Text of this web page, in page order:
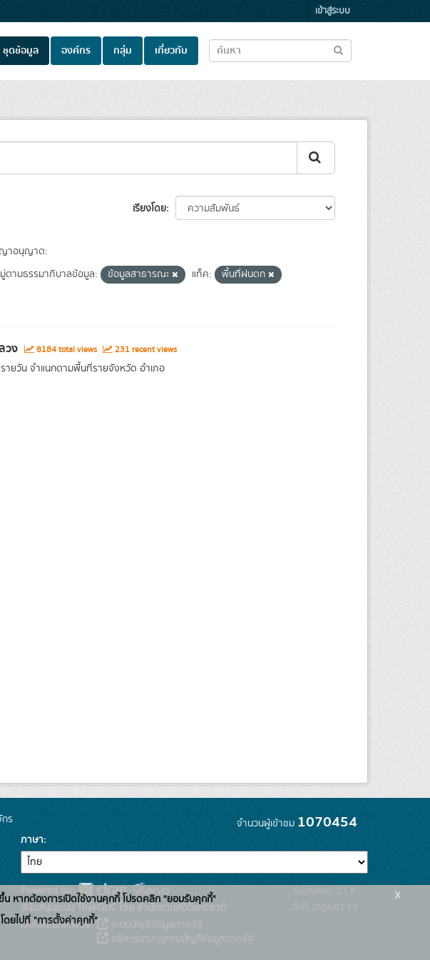
เข้าสู่ระบบ
ชุดข้อมูล องค์กร กลุ่ม เกี่ยวกับ
เรียงโดย
าอนุญาต:
ตามธรรมาภิบาลข้อมูล: ข้อมูลสาธารณะ แท็ค:
พื้นที่ฝนตก
วง 8184 total views 231 recent views
ยวัน จำแนกตามพื้นที่รายจังหวัด อำเภอ
ร
จำนวนผู้เข้าชม 1070454
ภาษา
Powered by:
สนับสนุนระบบ Thai-GDC โดย สำนักงานสถิติแห่งชาติ
เว็บไซต์ที่เกี่ยวข้อง:
ระบบบัญชีข้อมูลภาครัฐ
บริการนามานุกรมบัญชีข้อมูลภาครัฐ
รุ่นโปรแกรม: 2.1.0
วันที่: 2024-01-19
น หากต้องการเปิดใช้งานคุกกี้ โปรดคลิก "ยอมรับคุกกี้"
ยไปที่ "การตั้งค่าคุกกี้"
x